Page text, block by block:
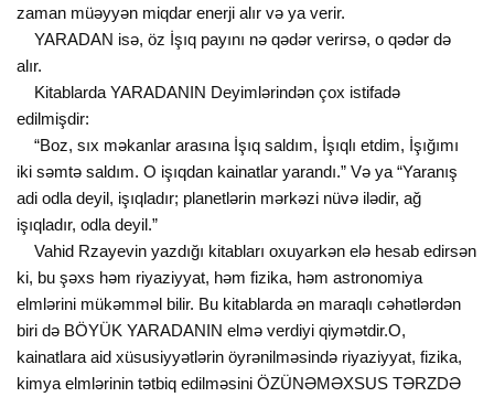
zaman müəyyən miqdar enerji alır və ya verir.
YARADAN isə, öz İşıq payını nə qədər verirsə, o qədər də
alır.
Kitablarda YARADANIN Deyimlərindən çox istifadə
edilmişdir:
“Boz, sıx məkanlar arasına İşıq saldım, İşıqlı etdim, İşığımı
iki səmtə saldım. O işıqdan kainatlar yarandı.” Və ya “Yaranış
adi odla deyil, işıqladır; planetlərin mərkəzi nüvə ilədir, ağ
işıqladır, odla deyil.”
Vahid Rzayevin yazdığı kitabları oxuyarkən elə hesab edirsən
ki, bu şəxs həm riyaziyyat, həm fizika, həm astronomiya
elmlərini mükəmməl bilir. Bu kitablarda ən maraqlı cəhətlərdən
biri də BÖYÜK YARADANIN elmə verdiyi qiymətdir.O,
kainatlara aid xüsusiyyətlərin öyrənilməsində riyaziyyat, fizika,
kimya elmlərinin tətbiq edilməsini ÖZÜNƏMƏXSUS TƏRZDƏ